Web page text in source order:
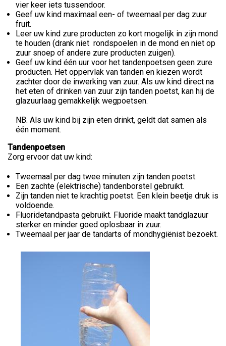
vier keer iets tussendoor.
Geef uw kind maximaal een- of tweemaal per dag zuur
fruit.
Leer uw kind zure producten zo kort mogelijk in zijn mond
te houden (drank niet rondspoelen in de mond en niet op
zuur snoep of andere zure producten zuigen).
Geef uw kind één uur voor het tandenpoetsen geen zure
producten. Het oppervlak van tanden en kiezen wordt
zachter door de inwerking van zuur. Als uw kind direct na
het eten of drinken van zuur zijn tanden poetst, kan hij de
glazuurlaag gemakkelijk wegpoetsen.
NB. Als uw kind bij zijn eten drinkt, geldt dat samen als
één moment.
Tandenpoetsen
Zorg ervoor dat uw kind:
Tweemaal per dag twee minuten zijn tanden poetst.
Een zachte (elektrische) tandenborstel gebruikt.
Zijn tanden niet te krachtig poetst. Een klein beetje druk is
voldoende.
Fluoridetandpasta gebruikt. Fluoride maakt tandglazuur
sterker en minder goed oplosbaar in zuur.
Tweemaal per jaar de tandarts of mondhygiënist bezoekt.